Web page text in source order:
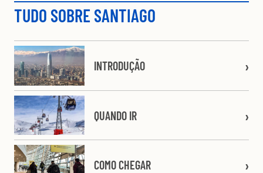
TUDO SOBRE SANTIAGO
INTRODUÇÃO
QUANDO IR
COMO CHEGAR